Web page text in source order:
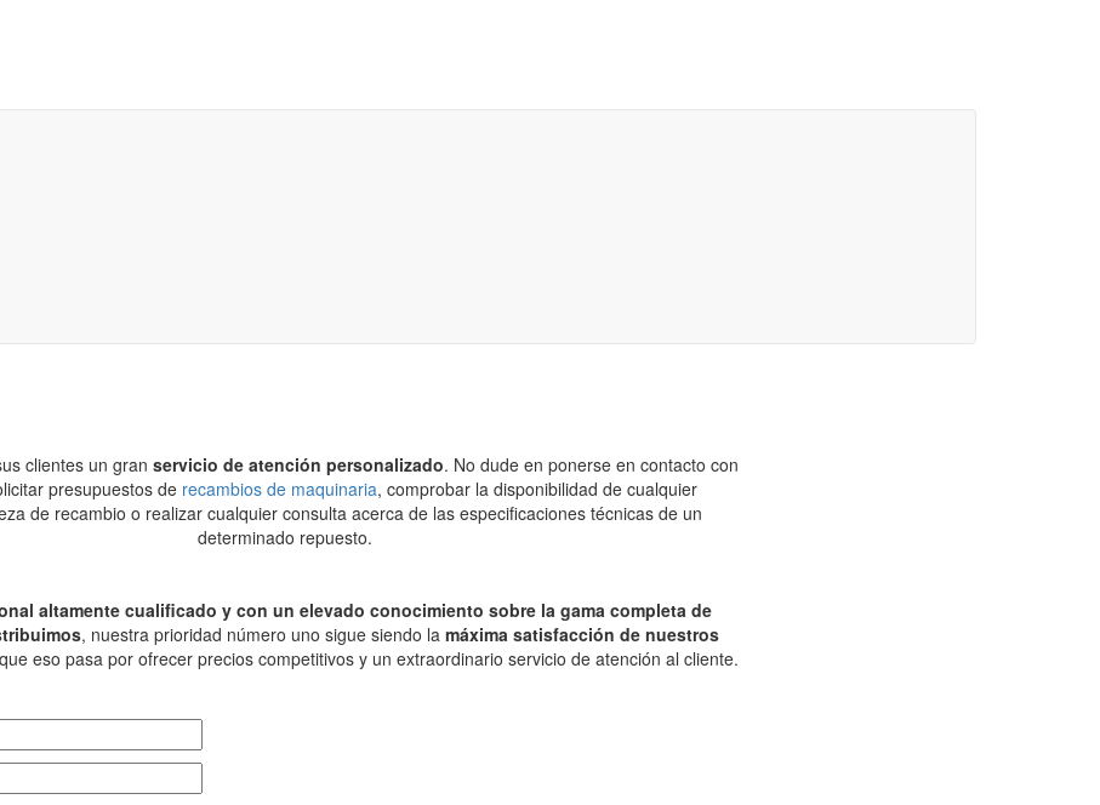
clientes un gran servicio de atención personalizado. No dude en ponerse en contacto con
presupuestos de recambios de maquinaria, comprobar la disponibilidad de cualquier
de recambio o realizar cualquier consulta acerca de las especificaciones técnicas de un
determinado repuesto.
altamente cualificado y con un elevado conocimiento sobre la gama completa de
, nuestra prioridad número uno sigue siendo la máxima satisfacción de nuestros
eso pasa por ofrecer precios competitivos y un extraordinario servicio de atención al cliente.